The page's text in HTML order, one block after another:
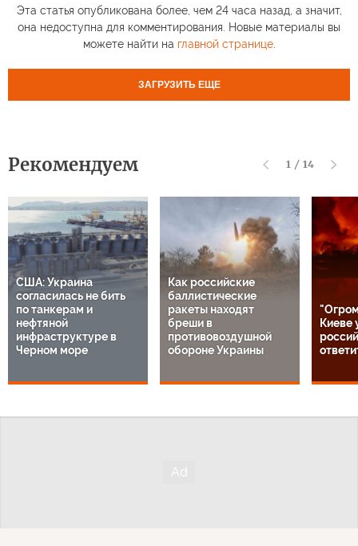
Эта статья опубликована более, чем 24 часа назад, а значит,
она недоступна для комментирования. Новые материалы вы
можете найти на главной странице.
ЗАГРУЗИТЬ ЕЩЕ
Рекомендуем 1 / 14
США: Украина
согласилась не бить
по танкерам и
нефтяной
инфраструктуре в
Черном море
Как российские
баллистические
ракеты находят
бреши в
противовоздушной
обороне Украины
Киеве